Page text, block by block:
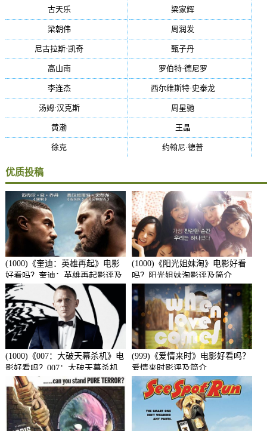
古天乐 梁家辉
梁朝伟(37) 周润发
尼古拉斯·凯奇 甄子丹
高山南(33) 罗伯特·德尼罗
李连杰(29) 西尔维斯特·史泰龙(29)
汤姆·汉克斯(27) 周星驰
黄渤 王晶
徐克 约翰尼·德普
优质投稿
(1000)《奎迪：英雄再起》电影
好看吗？奎迪：英雄再起影评及
简介
(1000)《阳光姐妹淘》电影好看
吗？阳光姐妹淘影评及简介
(1000)《007：大破天幕杀机》电
影好看吗？007：大破天幕杀机
影评及简介
(999)《爱情来时》电影好看吗？
爱情来时影评及简介